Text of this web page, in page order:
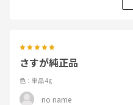
さすが純正品
色：単品 4g
no name